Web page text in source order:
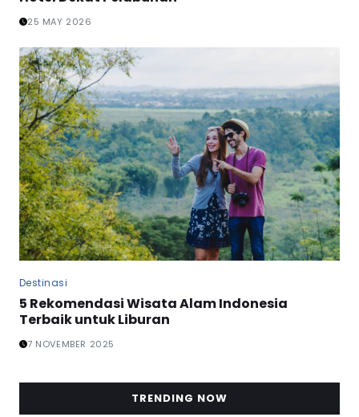
25 MAY 2026
Destinasi
5 Rekomendasi Wisata Alam Indonesia
Terbaik untuk Liburan
7 NOVEMBER 2025
TRENDING NOW